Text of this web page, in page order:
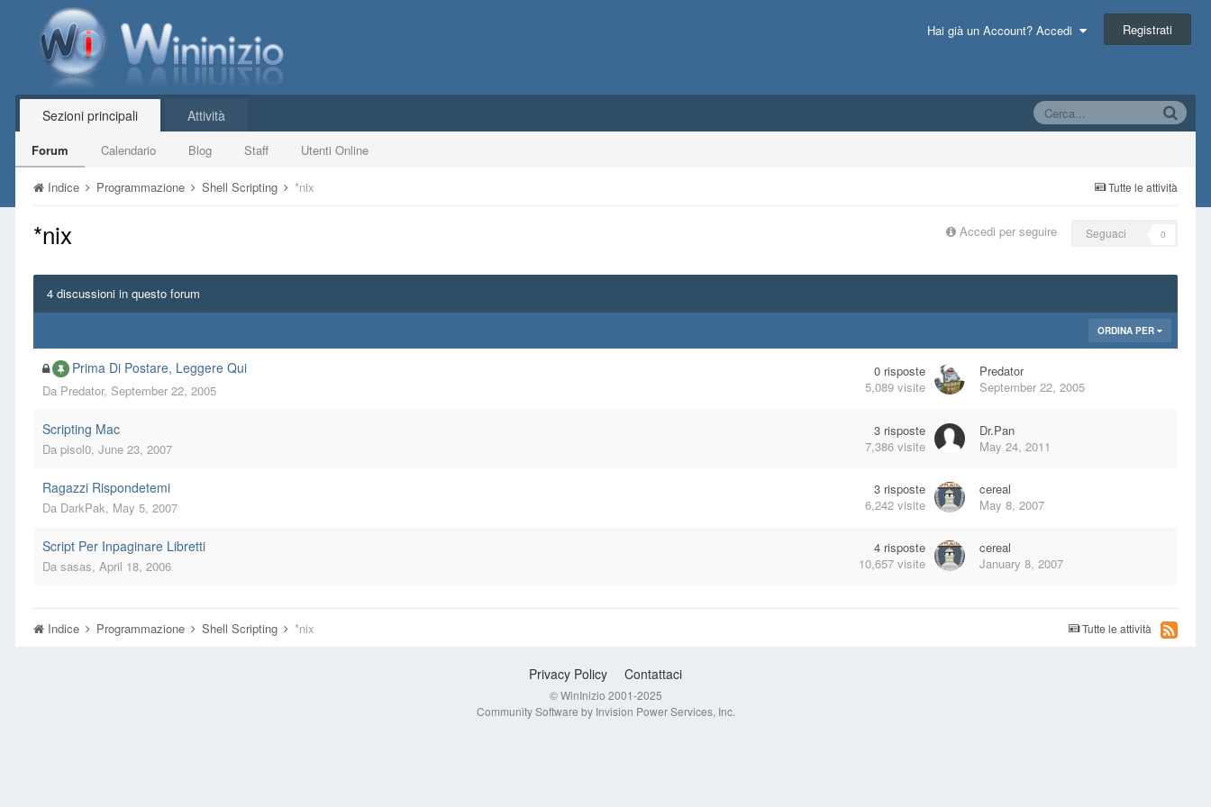
Hai già un Account? Accedi Registrati
Sezioni principali
Forum Calendario Blog Staff Utenti Online
Attività
Tutte le attività
Indice Programmazione Shell Scripting *nix
*nix Accedi per seguire Seguaci 0
4 discussioni in questo forum
ORDINA PER
Prima Di Postare, Leggere Qui
Da Predator, September 22, 2005
0 risposte
5,089 visite
Predator
September 22, 2005
Scripting Mac
Da pisol0, June 23, 2007
3 risposte
7,386 visite
Dr.Pan
May 24, 2011
Ragazzi Rispondetemi
Da DarkPak, May 5, 2007
3 risposte
6,242 visite
cereal
May 8, 2007
Script Per Inpaginare Libretti
Da sasas, April 18, 2006
4 risposte
10,657 visite
cereal
January 8, 2007
Tutte le attività
Indice Programmazione Shell Scripting *nix
Privacy Policy Contattaci
© WinInizio 2001-2025
Community Software by Invision Power Services, Inc.